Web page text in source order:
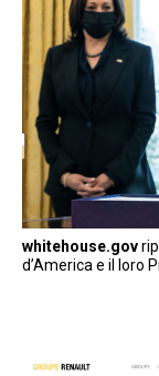
whitehouse.gov
d’America e il ​​loro